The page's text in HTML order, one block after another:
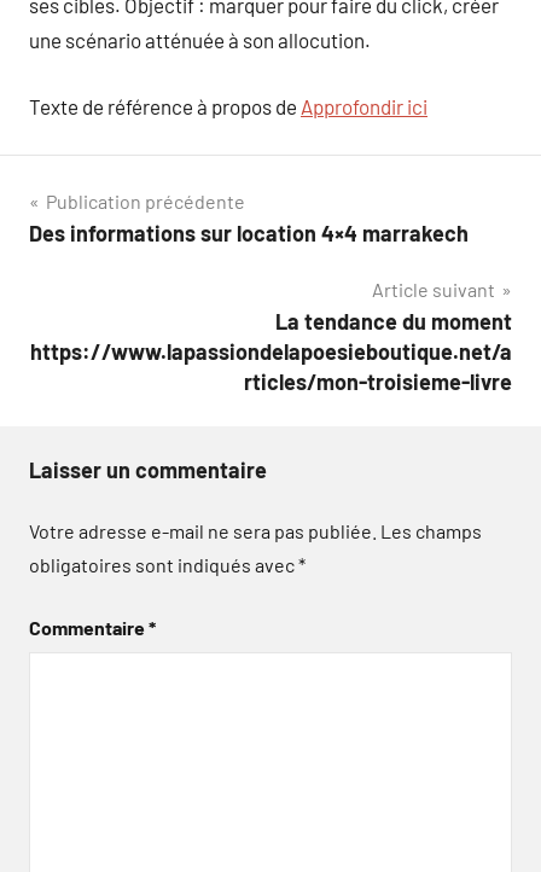
ses cibles. Objectif : marquer pour faire du click, créer
une scénario atténuée à son allocution.
Texte de référence à propos de Approfondir ici
Navigation
de
Publication précédente
Des informations sur location 4×4 marrakech
Article suivant
La tendance du moment
https://www.lapassiondelapoesieboutique.net/a
rticles/mon-troisieme-livre
Laisser un commentaire
Votre adresse e-mail ne sera pas publiée. Les champs
obligatoires sont indiqués avec*
Commentaire*